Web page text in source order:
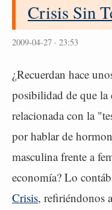
Crisis Sin
2009-04-27 · 23:53
¿Recuerdan hace
posibilidad de que la
relacionada con la
por hablar de
masculina frente a
economía? Lo
Crisis, refiriéndonos